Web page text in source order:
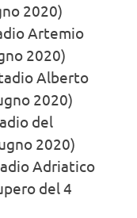
2020)
Artemio
2020)
Alberto
2020)
del
2020)
Adriatico
del 4